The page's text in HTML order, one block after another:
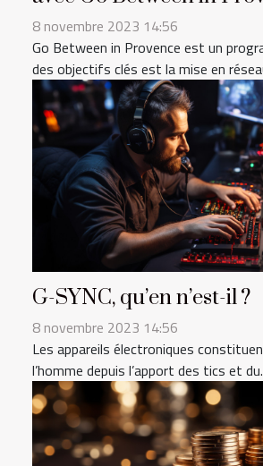
8 novembre 2023 14:56
Go Between in Provence est un
des objectifs clés est la mise en
G-SYNC, qu’en n’est-il ?
8 novembre 2023 14:56
Les appareils électroniques
l’homme depuis l’apport des tics et